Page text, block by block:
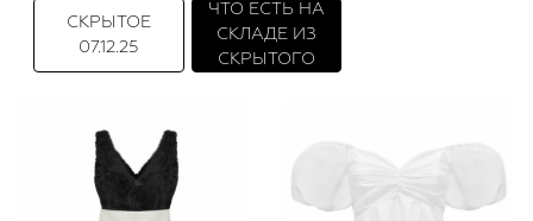
СКРЫТОЕ
07.12.25
ЧТО ЕСТЬ НА
СКЛАДЕ ИЗ
СКРЫТОГО